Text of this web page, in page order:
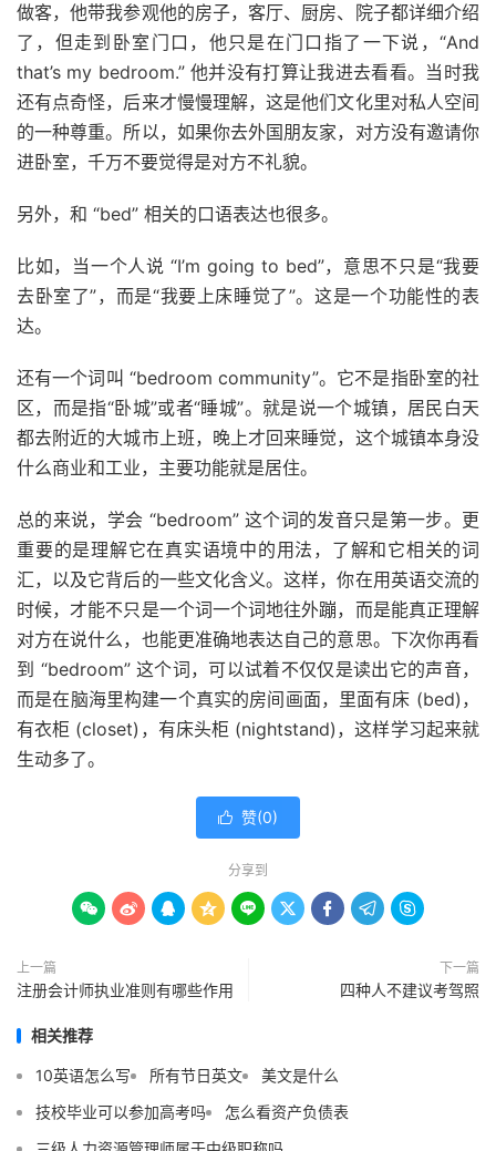
做客，他带我参观他的房子，客厅、厨房、院子都详细介绍
了，但走到卧室门口，他只是在门口指了一下说，“And
that’s my bedroom.” 他并没有打算让我进去看看。当时我
还有点奇怪，后来才慢慢理解，这是他们文化里对私人空间
的一种尊重。所以，如果你去外国朋友家，对方没有邀请你
进卧室，千万不要觉得是对方不礼貌。
另外，和 “bed” 相关的口语表达也很多。
比如，当一个人说 “I’m going to bed”，意思不只是“我要
去卧室了”，而是“我要上床睡觉了”。这是一个功能性的表
达。
还有一个词叫 “bedroom community”。它不是指卧室的社
区，而是指“卧城”或者“睡城”。就是说一个城镇，居民白天
都去附近的大城市上班，晚上才回来睡觉，这个城镇本身没
什么商业和工业，主要功能就是居住。
总的来说，学会 “bedroom” 这个词的发音只是第一步。更
重要的是理解它在真实语境中的用法，了解和它相关的词
汇，以及它背后的一些文化含义。这样，你在用英语交流的
时候，才能不只是一个词一个词地往外蹦，而是能真正理解
对方在说什么，也能更准确地表达自己的意思。下次你再看
到 “bedroom” 这个词，可以试着不仅仅是读出它的声音，
而是在脑海里构建一个真实的房间画面，里面有床 (bed)，
有衣柜 (closet)，有床头柜 (nightstand)，这样学习起来就
生动多了。
 赞(0)
分享到
        
上一篇
注册会计师执业准则有哪些作用
下一篇
四种人不建议考驾照
相关推荐
10英语怎么写 所有节日英文
美文是什么
技校毕业可以参加高考吗
怎么看资产负债表